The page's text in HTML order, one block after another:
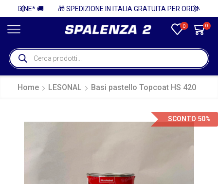
🎁 SPEDIZIONE IN ITALIA GRATUITA PER ORDINI SUPERIORI A 750€ + IVA 🎁
0 0
Home LESONAL Basi pastello Topcoat HS 420
SCONTO 50%